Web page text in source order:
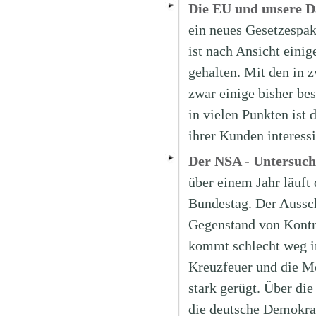
Die EU und unsere
ein neues
ist nach Ansicht
gehalten. Mit den in
zwar einige bisher
in vielen Punkten ist
ihrer Kunden
Der NSA -
über einem Jahr läuft
Bundestag. Der
Gegenstand von
kommt schlecht weg
Kreuzfeuer und die
stark gerügt. Über die
die deutsche